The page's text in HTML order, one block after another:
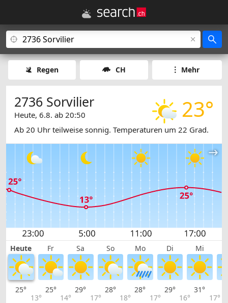
Regen CH Mehr
23°
2736 Sorvilier
Heute, 6.8. ab 20:50
Ab 20 Uhr teilweise sonnig. Temperaturen um 22 Grad.
Heute Fr Sa So Mo Di Mi
25°
13°
25°
14°
29°
17°
28°
18°
28°
17°
29°
16°
31°
17°